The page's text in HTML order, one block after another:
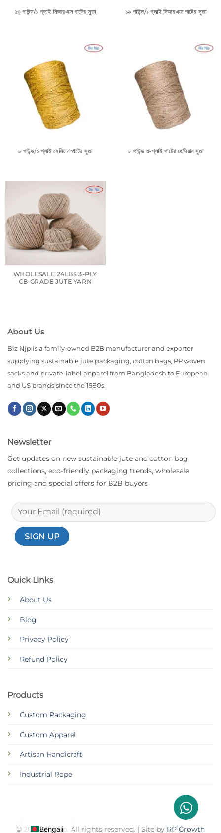
১৩ পাউন্ড/১ প্লাই সিআরএক্স পাটের সুতা ১৬ পাউন্ড/১ প্লাই সিআরএক্স পাটের সুতা
৮ পাউন্ড/১ প্লাই হেসিয়ান পাটের সুতা ৮ পাউন্ড ৩-প্লাই পাটের হেসিয়ান সুতা
WHOLESALE 24LBS 3-PLY
CB GRADE JUTE YARN
About Us
Biz Njp is a family-owned B2B manufacturer and exporter
supplying sustainable jute packaging, cotton bags, PP woven
sacks and private-label apparel from Bangladesh to European
and US brands since the 1990s.
Quick Links
About Us
Blog
Privacy Policy
Refund Policy
Products
Custom Packaging
Custom Apparel
Artisan Handicraft
Industrial Rope
Newsletter
Get updates on new sustainable jute and cotton bag
collections, eco-friendly packaging trends, wholesale
pricing and special offers for B2B buyers
© 2026 Biz Njp. All rights reserved. | Site by RP Growth
Bengali